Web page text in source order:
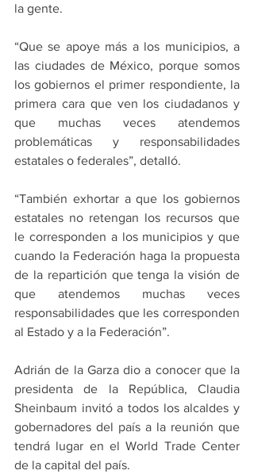
la gente.
“Que se apoye más a los municipios, a
las ciudades de México, porque somos
los gobiernos el primer respondiente, la
primera cara que ven los ciudadanos y
que muchas veces atendemos
problemáticas y responsabilidades
estatales o federales”, detalló.
“También exhortar a que los gobiernos
estatales no retengan los recursos que
le corresponden a los municipios y que
cuando la Federación haga la propuesta
de la repartición que tenga la visión de
que atendemos muchas veces
responsabilidades que les corresponden
al Estado y a la Federación”.
Adrián de la Garza dio a conocer que la
presidenta de la República, Claudia
Sheinbaum invitó a todos los alcaldes y
gobernadores del país a la reunión que
tendrá lugar en el World Trade Center
de la capital del país.